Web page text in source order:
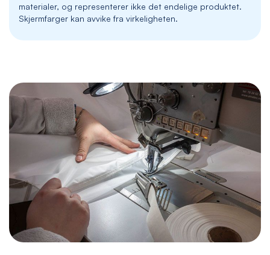
materialer, og representerer ikke det endelige produktet.
Skjermfarger kan avvike fra virkeligheten.